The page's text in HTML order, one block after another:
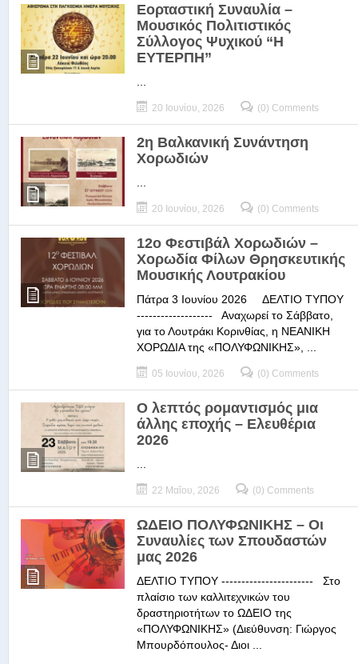
Εορταστική Συναυλία –
Μουσικός Πολιτιστικός
Σύλλογος Ψυχικού “Η
ΕΥΤΕΡΠΗ”
20 Ιουνίου, 2026 (0) Comments
2η Βαλκανική Συνάντηση
Χορωδιών
20 Ιουνίου, 2026 (0) Comments
12ο Φεστιβάλ Χορωδιών –
Χορωδία Φίλων Θρησκευτικής
Μουσικής Λουτρακίου
Πάτρα 3 Ιουνίου 2026 ΔΕΛΤΙΟ ΤΥΠΟΥ
------------------- Αναχωρεί το Σάββατο,
για το Λουτράκι Κορινθίας, η ΝΕΑΝΙΚΗ
ΧΟΡΩΔΙΑ της «ΠΟΛΥΦΩΝΙΚΗΣ», ...
05 Ιουνίου, 2026 (0) Comments
Ο λεπτός ρομαντισμός μια
άλλης εποχής – Ελευθέρια
2026
22 Μαΐου, 2026 (0) Comments
ΩΔΕΙΟ ΠΟΛΥΦΩΝΙΚΗΣ – Οι
Συναυλίες των Σπουδαστών
μας 2026
ΔΕΛΤΙΟ ΤΥΠΟΥ ----------------------- Στο
πλαίσιο των καλλιτεχνικών του
δραστηριοτήτων το ΩΔΕΙΟ της
«ΠΟΛΥΦΩΝΙΚΗΣ» (Διεύθυνση: Γιώργος
Μπουρδόπουλος- Διοι ...